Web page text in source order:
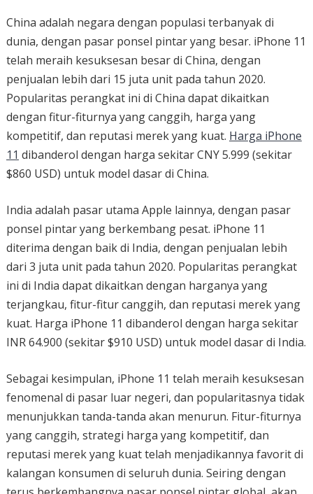
China adalah negara dengan populasi terbanyak di
dunia, dengan pasar ponsel pintar yang besar. iPhone 11
telah meraih kesuksesan besar di China, dengan
penjualan lebih dari 15 juta unit pada tahun 2020.
Popularitas perangkat ini di China dapat dikaitkan
dengan fitur-fiturnya yang canggih, harga yang
kompetitif, dan reputasi merek yang kuat. Harga iPhone
11 dibanderol dengan harga sekitar CNY 5.999 (sekitar
$860 USD) untuk model dasar di China.
India adalah pasar utama Apple lainnya, dengan pasar
ponsel pintar yang berkembang pesat. iPhone 11
diterima dengan baik di India, dengan penjualan lebih
dari 3 juta unit pada tahun 2020. Popularitas perangkat
ini di India dapat dikaitkan dengan harganya yang
terjangkau, fitur-fitur canggih, dan reputasi merek yang
kuat. Harga iPhone 11 dibanderol dengan harga sekitar
INR 64.900 (sekitar $910 USD) untuk model dasar di India.
Sebagai kesimpulan, iPhone 11 telah meraih kesuksesan
fenomenal di pasar luar negeri, dan popularitasnya tidak
menunjukkan tanda-tanda akan menurun. Fitur-fiturnya
yang canggih, strategi harga yang kompetitif, dan
reputasi merek yang kuat telah menjadikannya favorit di
kalangan konsumen di seluruh dunia. Seiring dengan